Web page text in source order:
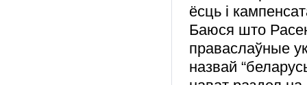
ёсць і
Баюся што
праваслаўные
назвай